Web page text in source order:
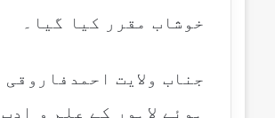
خوشاب مقرر کیا گیا۔
جناب ولایت
ہوئے لاہور کے علم و